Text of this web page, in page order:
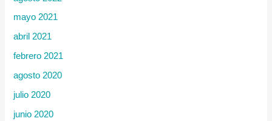
mayo 2021
abril 2021
febrero 2021
agosto 2020
julio 2020
junio 2020